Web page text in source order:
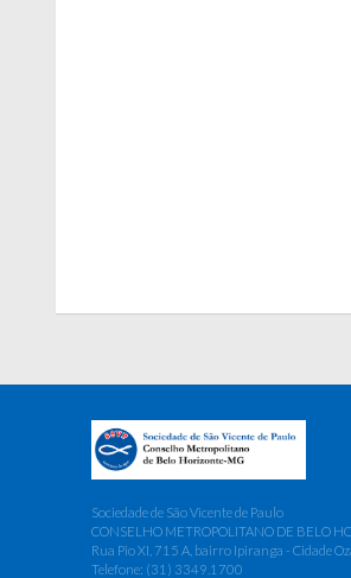
Sociedade de São Vicente de Paulo
CONSELHO METROPOLITANO DE BELO
Rua Pio XI, 715 A, bairro Ipiranga - Cidade
Telefone: (31) 3349.1700